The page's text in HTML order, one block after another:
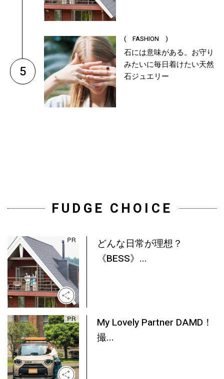
5
( FASHION )
石には意味がある。お守り
みたいに毎日着けたい天然
石ジュエリー
FUDGE CHOICE
どんな日常が理想？
《BESS》...
My Lovely Partner DAMD！
撮...